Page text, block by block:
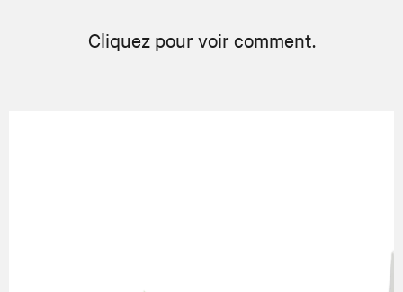
Cliquez pour voir comment.